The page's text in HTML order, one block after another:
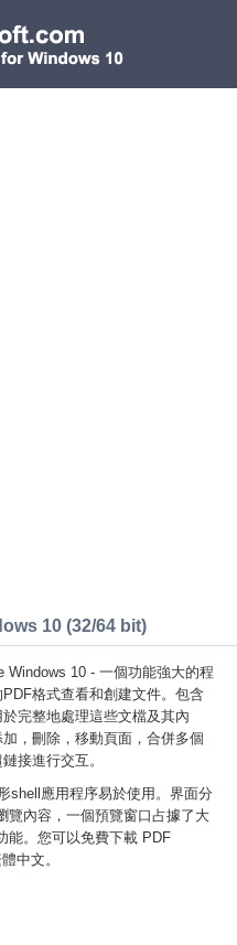
10 (32/64 bit)
Windows 10 - 一個功能強大的程
格式查看和創建文件。包含
完整地處理這些文檔及其內
，刪除，移動頁面，合併多個
接進行交互。
shell應用程序易於使用。界面分
覽內容，一個預覽窗口占據了大
能。您可以免費下載 PDF
中文。